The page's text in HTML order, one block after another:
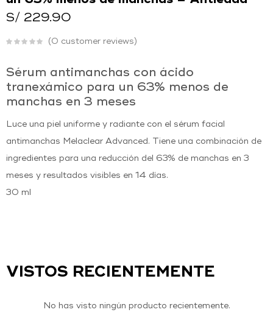
S/ 229.90
0 customer reviews
Sérum antimanchas con ácido
tranexámico para un 63% menos de
manchas en 3 meses
Luce una piel uniforme y radiante con el sérum facial
antimanchas Melaclear Advanced. Tiene una combinación de
ingredientes para una reducción del 63% de manchas en 3
meses y resultados visibles en 14 días.
30 ml
VISTOS RECIENTEMENTE
No has visto ningún producto recientemente.